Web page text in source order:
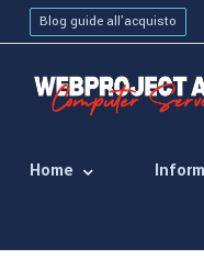
Blog guide all'acquisto
Home